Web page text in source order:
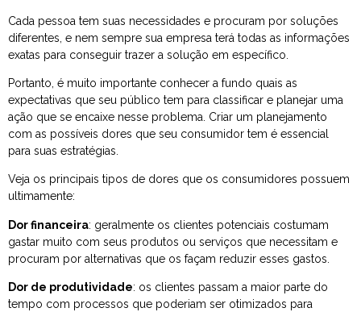
Cada pessoa tem suas necessidades e procuram por soluções
diferentes, e nem sempre sua empresa terá todas as informações
exatas para conseguir trazer a solução em específico.
Portanto, é muito importante conhecer a fundo quais as
expectativas que seu público tem para classificar e planejar uma
ação que se encaixe nesse problema. Criar um planejamento
com as possíveis dores que seu consumidor tem é essencial
para suas estratégias.
Veja os principais tipos de dores que os consumidores possuem
ultimamente:
Dor financeira: geralmente os clientes potenciais costumam
gastar muito com seus produtos ou serviços que necessitam e
procuram por alternativas que os façam reduzir esses gastos.
Dor de produtividade: os clientes passam a maior parte do
tempo com processos que poderiam ser otimizados para